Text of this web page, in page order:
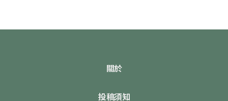
關於
投稿須知